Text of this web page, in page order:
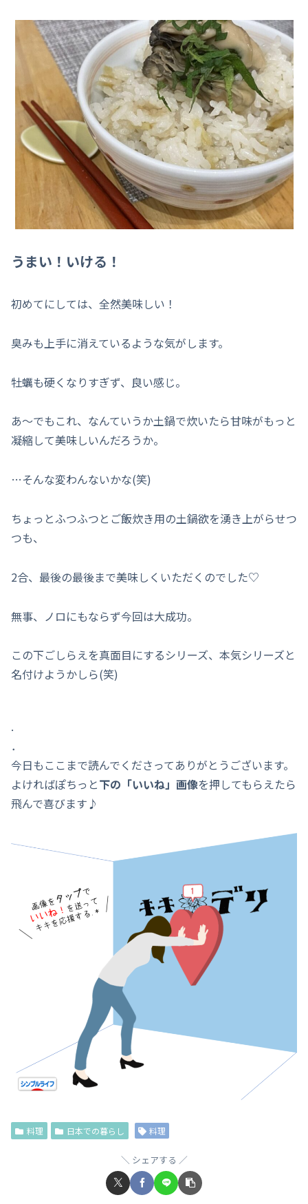
うまい！いける！
初めてにしては、全然美味しい！
臭みも上手に消えているような気がします。
牡蠣も硬くなりすぎず、良い感じ。
あ～でもこれ、なんていうか土鍋で炊いたら甘味がもっと
凝縮して美味しいんだろうか。
…そんな変わんないかな(笑)
ちょっとふつふつとご飯炊き用の土鍋欲を湧き上がらせつ
つも、
2合、最後の最後まで美味しくいただくのでした♡
無事、ノロにもならず今回は大成功。
この下ごしらえを真面目にするシリーズ、本気シリーズと
名付けようかしら(笑)
.
．
今日もここまで読んでくださってありがとうございます。
よければぽちっと下の「いいね」画像を押してもらえたら
飛んで喜びます♪
料理 日本での暮らし 料理
シェアする